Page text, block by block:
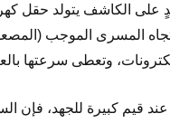
على الكاشف يتولد حقل
المسرى الموجب
وتعطى سرعتها